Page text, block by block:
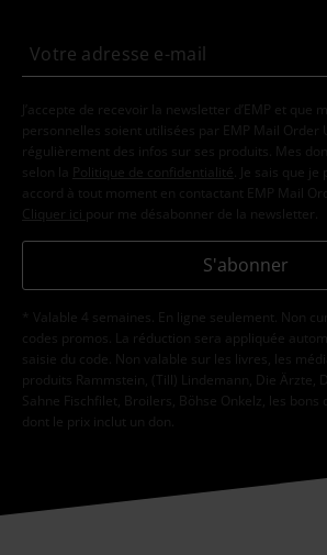
J’accepte de recevoir la newsletter d’EMP et que
personnelles soient utilisées par EMP Mail Order
régulièrement des infos sur ses produits. Mes
selon la
Politique de confidentialité . Je sais que
accord à tout moment en contactant EMP Mail
Cliquer ici pour me désabonner de la newsletter.
S'abonner
* Valable 4 semaines. En ligne seulement. Non
codes promos. La réduction sera appliquée
saisie du code. Non valable sur les livres, les
produits Rammstein, (Till) Lindemann, Die Ärzte,
Sahne Fischfilet, Broilers, Böhse Onkelz, les bons
dont le prix inclut un don.